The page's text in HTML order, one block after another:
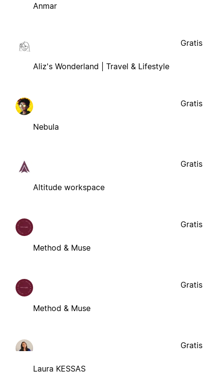
Anmar
Aliz's Wonderland | Travel & Lifestyle
Gratis
Nebula
Gratis
Altitude workspace
Gratis
Method & Muse
Gratis
Method & Muse
Gratis
Laura KESSAS
Gratis